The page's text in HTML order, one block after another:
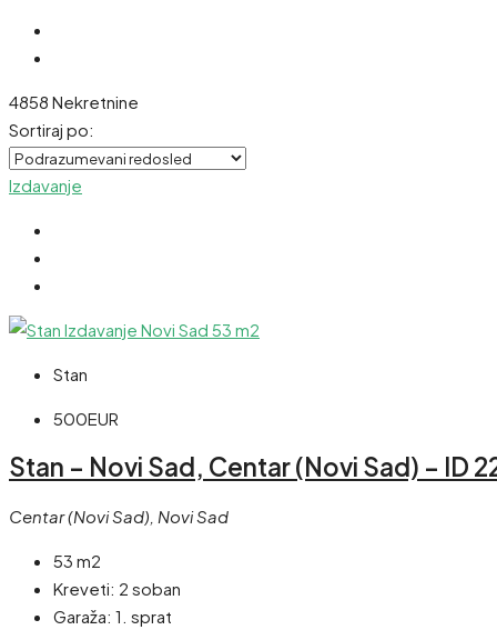
4858 Nekretnine
Sortiraj po:
Izdavanje
Stan
500EUR
Stan – Novi Sad, Centar (Novi Sad) – ID
Centar (Novi Sad), Novi Sad
53 m2
Kreveti: 2 soban
Garaža: 1. sprat